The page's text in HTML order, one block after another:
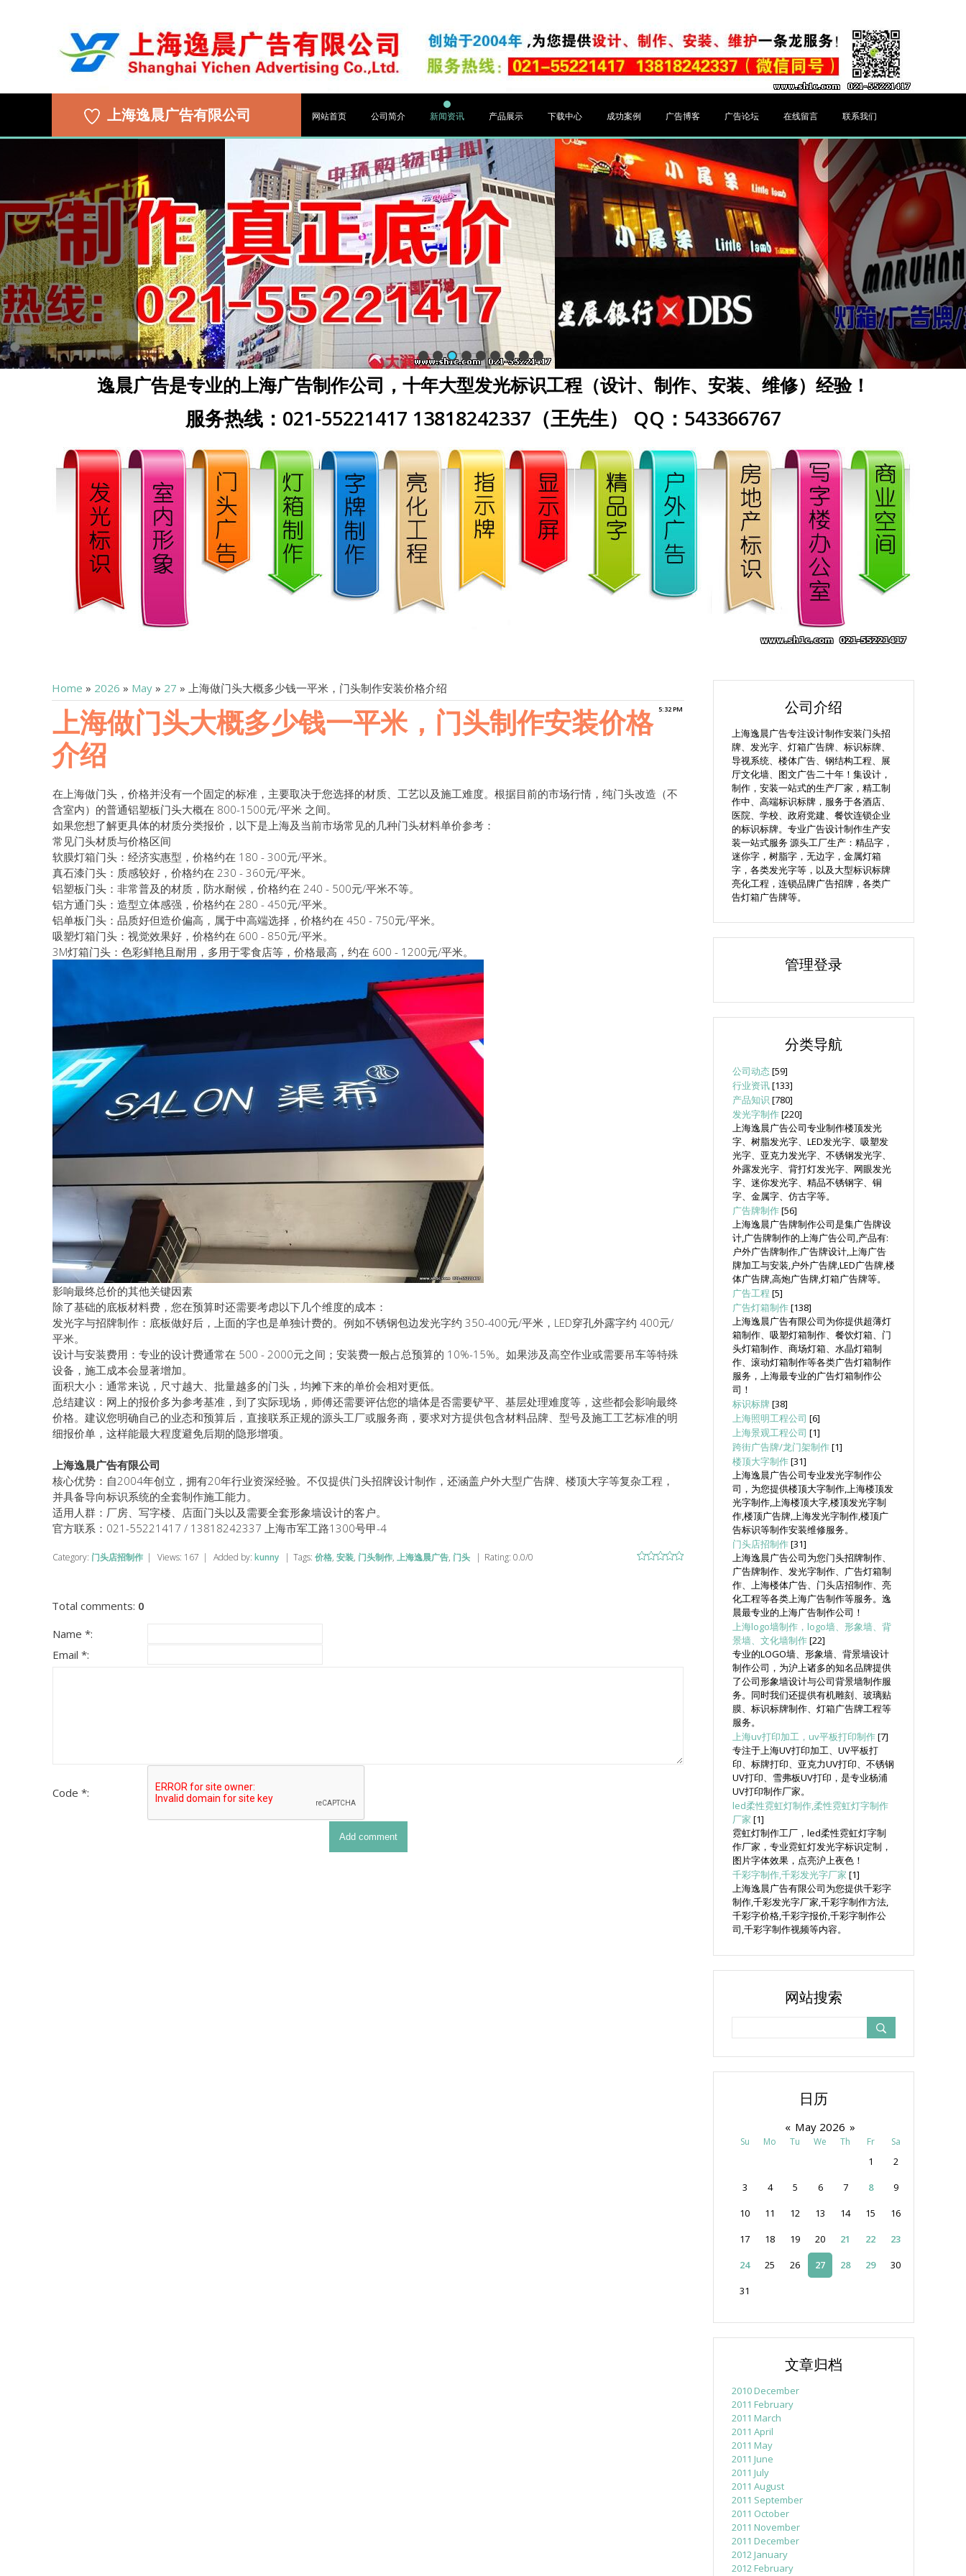
上海逸晨广告有限公司 网站首页 公司简介 新闻资讯 产品展示 下载中心 成功案例 广告博客 广告论坛 在线留言 联系我们
逸晨广告是专业的上海广告制作公司，十年大型发光标识工程（设计、制作、安装、维修）经验！
服务热线：021-55221417 13818242337（王先生） QQ：543366767
Home » 2026 » May » 27 » 上海做门头大概多少钱一平米，门头制作安装价格介绍
5:32 PM
上海做门头大概多少钱一平米，门头制作安装价格
介绍
在上海做门头，价格并没有一个固定的标准，主要取决于您选择的材质、工艺以及施工难度。根据目前的市场行情，纯门头改造（不
含室内）的普通铝塑板门头大概在 800-1500元/平米 之间。
如果您想了解更具体的材质分类报价，以下是上海及当前市场常见的几种门头材料单价参考：
常见门头材质与价格区间
软膜灯箱门头：经济实惠型，价格约在 180 - 300元/平米。
真石漆门头：质感较好，价格约在 230 - 360元/平米。
铝塑板门头：非常普及的材质，防水耐候，价格约在 240 - 500元/平米不等。
铝方通门头：造型立体感强，价格约在 280 - 450元/平米。
铝单板门头：品质好但造价偏高，属于中高端选择，价格约在 450 - 750元/平米。
吸塑灯箱门头：视觉效果好，价格约在 600 - 850元/平米。
3M灯箱门头：色彩鲜艳且耐用，多用于零食店等，价格最高，约在 600 - 1200元/平米。
影响最终总价的其他关键因素
除了基础的底板材料费，您在预算时还需要考虑以下几个维度的成本：
发光字与招牌制作：底板做好后，上面的字也是单独计费的。例如不锈钢包边发光字约 350-400元/平米，LED穿孔外露字约 400元/
平米。
设计与安装费用：专业的设计费通常在 500 - 2000元之间；安装费一般占总预算的 10%-15%。如果涉及高空作业或需要吊车等特殊
设备，施工成本会显著增加。
面积大小：通常来说，尺寸越大、批量越多的门头，均摊下来的单价会相对更低。
总结建议：网上的报价多为参考基准，到了实际现场，师傅还需要评估您的墙体是否需要铲平、基层处理难度等，这些都会影响最终
价格。建议您明确自己的业态和预算后，直接联系正规的源头工厂或服务商，要求对方提供包含材料品牌、型号及施工工艺标准的明
细报价单，这样能最大程度避免后期的隐形增项。
上海逸晨广告有限公司
核心优势：自2004年创立，拥有20年行业资深经验。不仅提供门头招牌设计制作，还涵盖户外大型广告牌、楼顶大字等复杂工程，
并具备导向标识系统的全套制作施工能力。
适用人群：厂房、写字楼、店面门头以及需要全套形象墙设计的客户。
官方联系：021-55221417 / 13818242337 上海市军工路1300号甲-4
Category: 门头店招制作 | Views: 167 | Added by: kunny | Tags: 价格, 安装, 门头制作, 上海逸晨广告, 门头 | Rating: 0.0/0
Total comments: 0
Name *:
Email *:
Code *:
公司介绍
上海逸晨广告专注设计制作安装门头招
牌、发光字、灯箱广告牌、标识标牌、
导视系统、楼体广告、钢结构工程、展
厅文化墙、图文广告二十年！集设计，
制作，安装一站式的生产厂家，精工制
作中、高端标识标牌，服务于各酒店、
医院、学校、政府党建、餐饮连锁企业
的标识标牌。专业广告设计制作生产安
装一站式服务 源头工厂生产：精品字，
迷你字，树脂字，无边字，金属灯箱
字，各类发光字等，以及大型标识标牌
亮化工程，连锁品牌广告招牌，各类广
告灯箱广告牌等。
管理登录
分类导航
公司动态[59]
行业资讯[133]
产品知识 [780]
发光字制作[220]
上海逸晨广告公司专业制作楼顶发光
字、树脂发光字、LED发光字、吸塑发
光字、亚克力发光字、不锈钢发光字、
外露发光字、背打灯发光字、网眼发光
字、迷你发光字、精品不锈钢字、铜
字、金属字、仿古字等。
广告牌制作[56]
上海逸晨广告牌制作公司是集广告牌设
计,广告牌制作的上海广告公司,产品有:
户外广告牌制作,广告牌设计,上海广告
牌加工与安装,户外广告牌,LED广告牌,楼
体广告牌,高炮广告牌,灯箱广告牌等。
广告工程 [5]
广告灯箱制作[138]
上海逸晨广告有限公司为你提供超薄灯
箱制作、吸塑灯箱制作、餐饮灯箱、门
头灯箱制作、商场灯箱、水晶灯箱制
作、滚动灯箱制作等各类广告灯箱制作
服务，上海最专业的广告灯箱制作公
司！
标识标牌 [38]
上海照明工程公司 [6]
上海景观工程公司 [1]
跨街广告牌/龙门架制作[1]
楼顶大字制作[31]
上海逸晨广告公司专业发光字制作公
司，为您提供楼顶大字制作,上海楼顶发
光字制作,上海楼顶大字,楼顶发光字制
作,楼顶广告牌,上海发光字制作,楼顶广
告标识等制作安装维修服务。
门头店招制作[31]
上海逸晨广告公司为您门头招牌制作、
广告牌制作、发光字制作、广告灯箱制
作、上海楼体广告、门头店招制作、亮
化工程等各类上海广告制作等服务。逸
晨最专业的上海广告制作公司！
上海logo墙制作，logo墙、形象墙、背
景墙、文化墙制作[22]
专业的LOGO墙、形象墙、背景墙设计
制作公司，为沪上诸多的知名品牌提供
了公司形象墙设计与公司背景墙制作服
务。同时我们还提供有机雕刻、玻璃贴
膜、标识标牌制作、灯箱广告牌工程等
服务。
上海uv打印加工，uv平板打印制作[7]
专注于上海UV打印加工、UV平板打
印、标牌打印、亚克力UV打印、不锈钢
UV打印、雪弗板UV打印，是专业杨浦
UV打印制作厂家。
led柔性霓虹灯制作,柔性霓虹灯字制作
厂家 [1]
霓虹灯制作工厂，led柔性霓虹灯字制
作厂家，专业霓虹灯发光字标识定制，
图片字体效果，点亮沪上夜色！
千彩字制作,千彩发光字厂家 [1]
上海逸晨广告有限公司为您提供千彩字
制作,千彩发光字厂家,千彩字制作方法,
千彩字价格,千彩字报价,千彩字制作公
司,千彩字制作视频等内容。
网站搜索
日历
« May 2026 »
Su Mo Tu We Th Fr Sa
1
2
3
4 5 6 7 8
9
10
11 12 13 14 15
16
17
18 19 20 21 22
23
24
25 26 27 28 29
30
31
文章归档
2010 December
2011 February
2011 March
2011 April
2011 May
2011 June
2011 July
2011 August
2011 September
2011 October
2011 November
2011 December
2012 January
2012 February